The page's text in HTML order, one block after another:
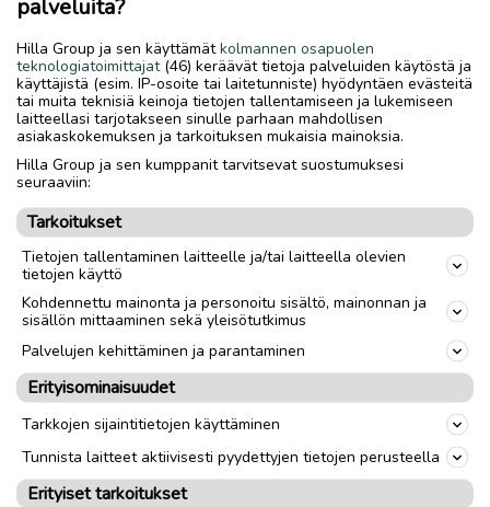
Soittamalla voi kysellä 0503231484
Toimitus Nouto
Tuumakoko
Materiaali
Sukupuoli
Unisex
Runkokoko
S
link
Ilmoittaja: sandels
Katso ilmoittajan kaikki ilmoitukset(4)
palveluita?
Hilla Group ja sen käyttämätkolmannen osapuolen
teknologiatoimittajat(46) keräävät tietoja palveluiden käytöstä ja
käyttäjistä (esim. IP-osoite tai laitetunniste) hyödyntäen evästeitä
tai muita teknisiä keinoja tietojen tallentamiseen ja lukemiseen
laitteellasi tarjotakseen sinulle parhaan mahdollisen
asiakaskokemuksen ja tarkoituksen mukaisia mainoksia.
Hilla Group ja sen kumppanit tarvitsevat suostumuksesi
seuraaviin:
Tarkoitukset
Tietojen tallentaminen laitteelle ja/tai laitteella olevien
tietojen käyttö
Kohdennettu mainonta ja personoitu sisältö, mainonnan ja
sisällön mittaaminen sekä yleisötutkimus
Palvelujen kehittäminen ja parantaminen
Erityisominaisuudet
Tarkkojen sijaintitietojen käyttäminen
Tunnista laitteet aktiivisesti pyydettyjen tietojen perusteella
Erityiset tarkoitukset